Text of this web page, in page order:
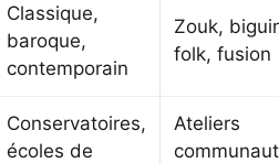
Classique,
baroque,
contemporain
Zouk,
folk, fusion
Conservatoires,
écoles de
Ateliers